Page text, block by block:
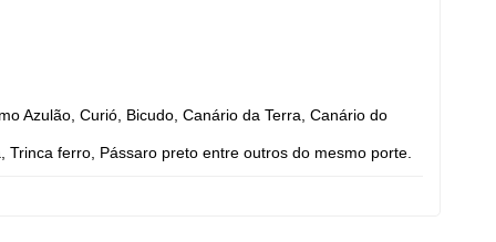
Azulão, Curió, Bicudo, Canário da Terra, Canário do
ferro, Pássaro preto entre outros do mesmo porte.